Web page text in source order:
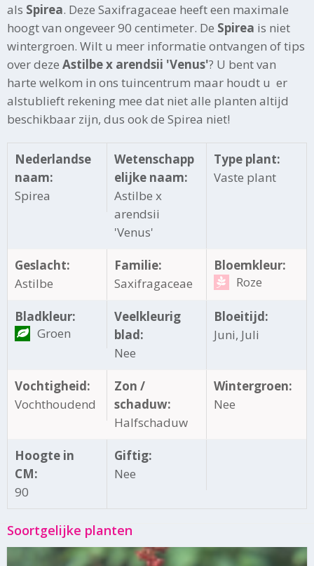
als Spirea. Deze Saxifragaceae heeft een maximale
hoogt van ongeveer 90 centimeter. De Spirea is niet
wintergroen. Wilt u meer informatie ontvangen of tips
over deze Astilbe x arendsii 'Venus'? U bent van
harte welkom in ons tuincentrum maar houdt u er
alstublieft rekening mee dat niet alle planten altijd
beschikbaar zijn, dus ook de Spirea niet!
Nederlandse
naam:
Spirea
Wetenschapp
elijke naam:
Astilbe x
arendsii
'Venus'
Type plant:
Vaste plant
Geslacht:
Astilbe
Familie:
Saxifragaceae
Bloemkleur:
Roze
Bladkleur:
Groen
Veelkleurig
blad:
Nee
Bloeitijd:
Juni, Juli
Vochtigheid:
Vochthoudend
Zon /
schaduw:
Halfschaduw
Wintergroen:
Nee
Hoogte in
CM:
90
Giftig:
Nee
Soortgelijke planten